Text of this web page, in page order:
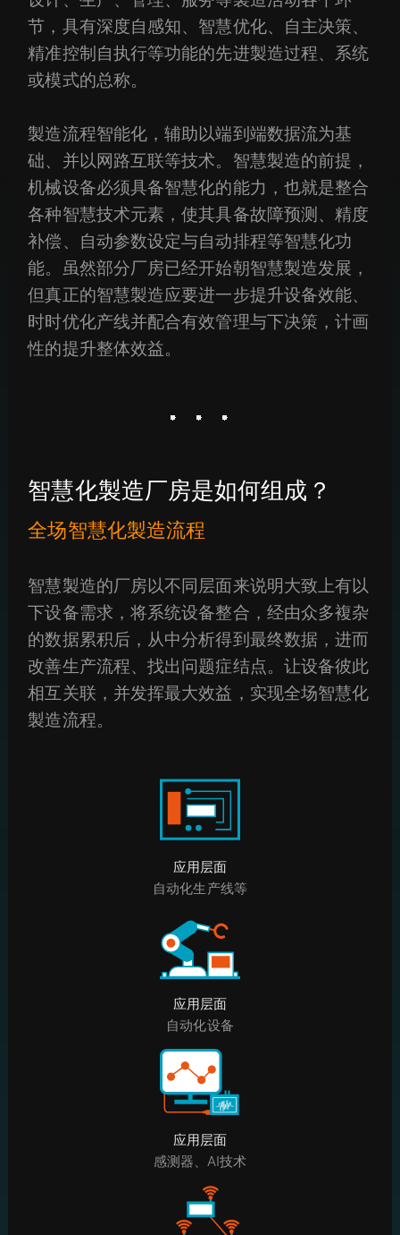
节，具有深度自感知、智慧优化、自主决策、
精准控制自执行等功能的先进製造过程、系统
或模式的总称。
製造流程智能化，辅助以端到端数据流为基
础、并以网路互联等技术。智慧製造的前提，
机械设备必须具备智慧化的能力，也就是整合
各种智慧技术元素，使其具备故障预测、精度
补偿、自动参数设定与自动排程等智慧化功
能。虽然部分厂房已经开始朝智慧製造发展，
但真正的智慧製造应要进一步提升设备效能、
时时优化产线并配合有效管理与下决策，计画
性的提升整体效益。
智慧化製造厂房是如何组成？
全场智慧化製造流程
智慧製造的厂房以不同层面来说明大致上有以
下设备需求，将系统设备整合，经由众多複杂
的数据累积后，从中分析得到最终数据，进而
改善生产流程、找出问题症结点。让设备彼此
相互关联，并发挥最大效益，实现全场智慧化
製造流程。
应用层面
自动化生产线等
应用层面
自动化设备
应用层面
感测器、AI技术